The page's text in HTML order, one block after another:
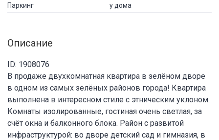
Паркинг у дома
Описание
ID: 1908076
В продаже двухкомнатная квартира в зелёном дворе
в одном из самых зелёных районов города! Квартира
выполнена в интересном стиле с этническим уклоном.
Комнаты изолированные, гостиная очень светлая, за
счёт окна и балконного блока. Район с развитой
инфраструктурой: во дворе детский сад и гимназия, в